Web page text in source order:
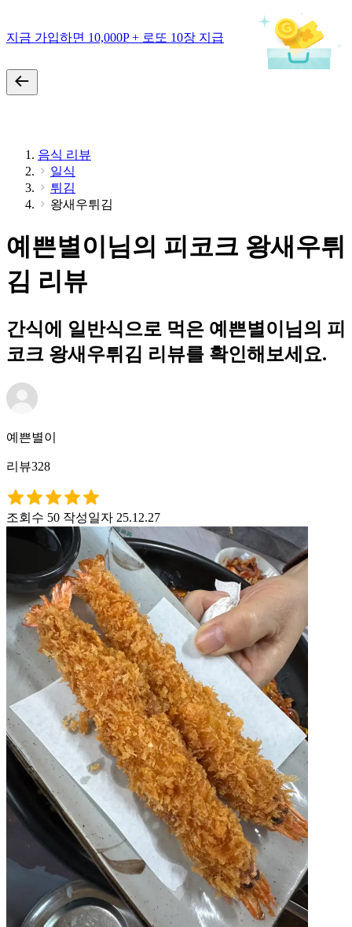
지금 가입하면 10,000P + 로또 10장 지급
음식 리뷰
일식
튀김
왕새우튀김
예쁜별이님의 피코크 왕새우튀
김 리뷰
간식에 일반식으로 먹은 예쁜별이님의 피
코크 왕새우튀김 리뷰를 확인해보세요.
예쁜별이
리뷰328
조회수 50 작성일자 25.12.27